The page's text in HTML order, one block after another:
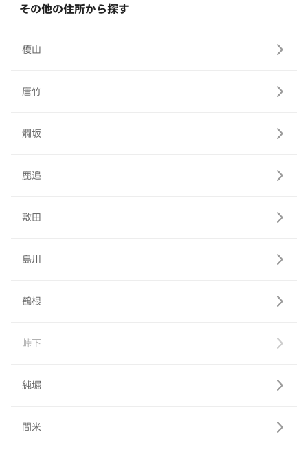
その他の住所から探す
榎山
唐竹
燗坂
鹿追
敷田
島川
鶴根
峠下
純堀
間米